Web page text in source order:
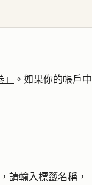
。如果你的帳戶中
請輸入標籤名稱 ，